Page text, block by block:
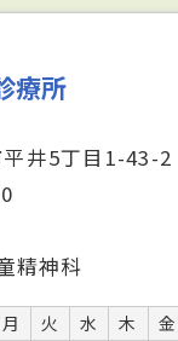
療所
平井5丁目1-43-
精神科
月 火 水 木 金